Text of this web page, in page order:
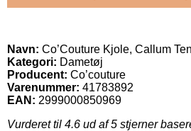
Navn: Co’Couture Kjole, Callum
Kategori: Dametøj
Producent: Co’couture
Varenummer: 41783892
EAN: 2999000850969
Vurderet til 4.6 ud af 5 stjerner